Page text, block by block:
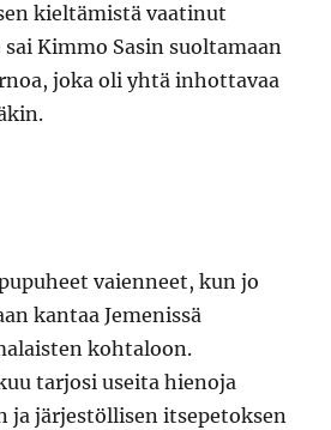
kieltämistä vaatinut
Kimmo Sasin suoltamaan
joka oli yhtä inhottavaa
vaienneet, kun jo
kantaa Jemenissä
kohtaloon.
tarjosi useita hienoja
ja järjestöllisen itsepetoksen